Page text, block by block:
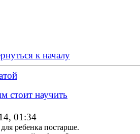
к началу
стоит научить
01:34
ребенка постарше.